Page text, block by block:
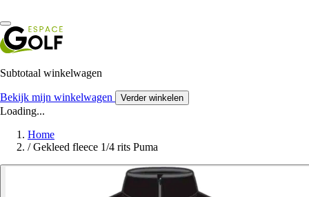
Subtotaal winkelwagen
Bekijk mijn winkelwagen Verder winkelen
Loading...
Home
/ Gekleed fleece 1/4 rits Puma